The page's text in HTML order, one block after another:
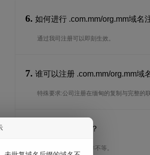
6. 如何进行 .com.mm/org.mm域名
通过我司注册可以即刻生效。
7. 谁可以注册 .com.mm/org.mm域
特殊要求:公司注册在缅甸的复制与完整的
注册期限是多长？
注册期限从1年到10年不等。